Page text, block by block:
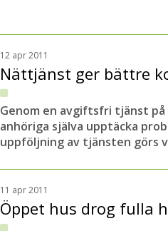
12 apr 2011
Nättjänst ger bättre
Genom en avgiftsfri tjänst
anhöriga själva upptäcka
uppföljning av tjänsten görs
11 apr 2011
Öppet hus drog fulla